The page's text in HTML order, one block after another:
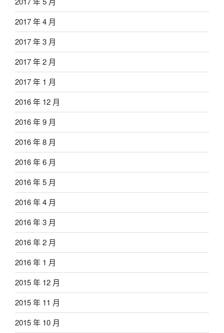
2017 年 4 月
2017 年 3 月
2017 年 2 月
2017 年 1 月
2016 年 12 月
2016 年 9 月
2016 年 8 月
2016 年 6 月
2016 年 5 月
2016 年 4 月
2016 年 3 月
2016 年 2 月
2016 年 1 月
2015 年 12 月
2015 年 11 月
2015 年 10 月